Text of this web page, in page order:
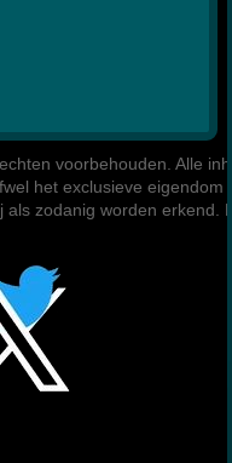
voorbehouden. Alle
het exclusieve
als zodanig worden